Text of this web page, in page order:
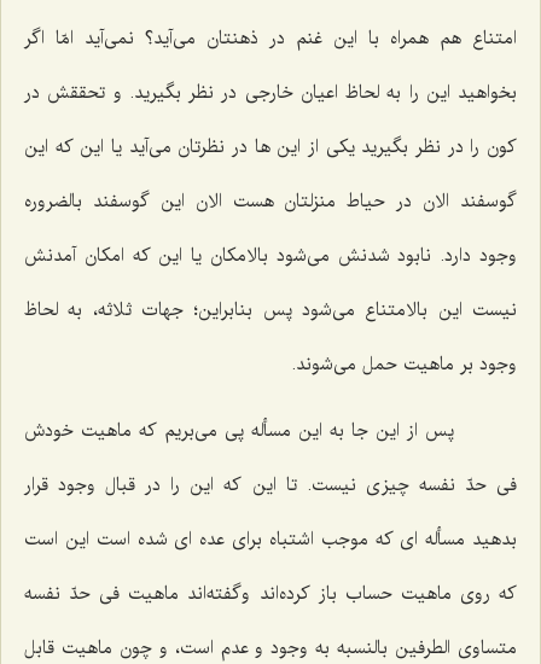
امتناع هم همراه با این غنم در ذهنتان مى‌آید؟ نمى‌آید امّا اگر
بخواهید این را به لحاظ اعیان خارجى در نظر بگیرید. و تحققش در
كون را در نظر بگیرید یكى از این ها در نظرتان مى‌آید یا این كه این
گوسفند الان در حیاط منزلتان هست الان این گوسفند بالضروره
وجود دارد. نابود شدنش مى‌شود بالامكان یا این كه امكان آمدنش
نیست این بالامتناع مى‌شود پس بنابراین؛ جهات ثلاثه، به لحاظ
وجود بر ماهیت حمل مى‌شوند.
پس از این جا به این مسأله پى مى‌بریم كه ماهیت خودش
فى حدّ نفسه چیزى نیست. تا این كه این را در قبال وجود قرار
بدهید مسأله اى كه موجب اشتباه براى عده اى شده است این است
كه روى ماهیت حساب باز كرده‌اند وگفته‌اند ماهیت فى حدّ نفسه
متساوى الطرفین بالنسبه به وجود و عدم است، و چون ماهیت قابل